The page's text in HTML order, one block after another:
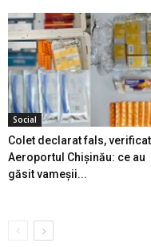
Social
Colet declarat fals,
Aeroportul Chișinău: ce au
găsit vameșii...